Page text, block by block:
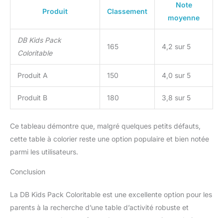
Produit Classement
Note
moyenne
DB Kids Pack
Coloritable
165 4,2 sur 5
Produit A 150 4,0 sur 5
Produit B 180 3,8 sur 5
Ce tableau démontre que, malgré quelques petits défauts,
cette table à colorier reste une option populaire et bien notée
parmi les utilisateurs.
Conclusion
La DB Kids Pack Coloritable est une excellente option pour les
parents à la recherche d’une table d’activité robuste et